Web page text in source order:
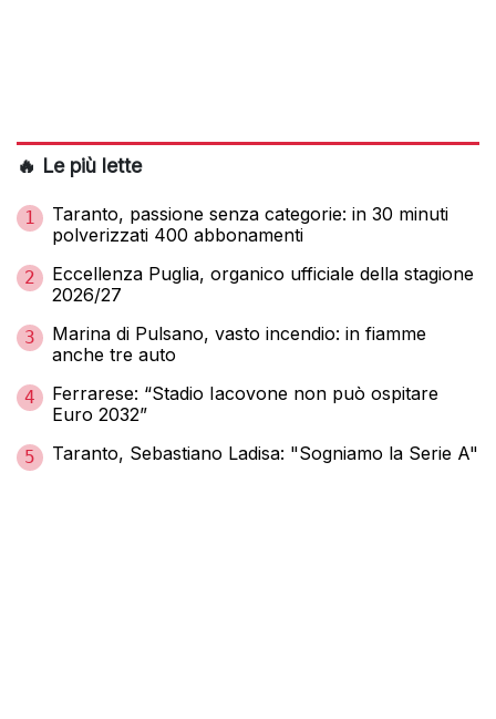
🔥 Le più lette
1
Taranto, passione senza categorie: in 30 minuti
polverizzati 400 abbonamenti
2
Eccellenza Puglia, organico ufficiale della stagione
2026/27
3
Marina di Pulsano, vasto incendio: in fiamme
anche tre auto
4
Ferrarese: “Stadio Iacovone non può ospitare
Euro 2032”
5 Taranto, Sebastiano Ladisa: "Sogniamo la Serie A"